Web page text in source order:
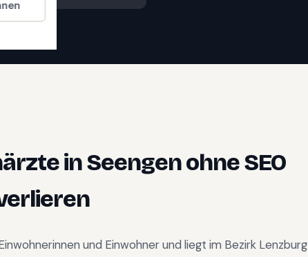
inSeengenohne SEO
und Einwohner und liegt im Bezirk Lenzburg